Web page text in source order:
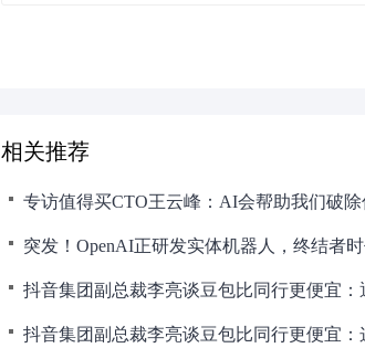
相关推荐
专访值得买CTO王云峰：AI会帮助我们破
抖音集团副总裁李亮谈豆包比同行更便宜：